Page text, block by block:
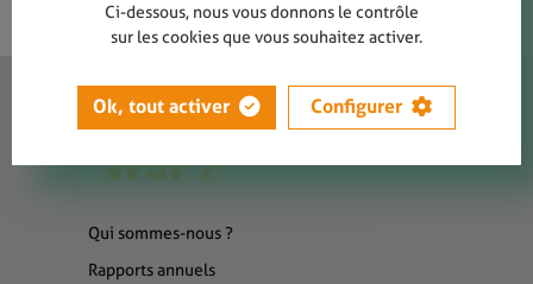
Qui sommes-nous ?
Rapports annuels
Ci-dessous, nous vous donnons le contrôle
sur les cookies que vous souhaitez activer.
Ok, tout activer Configurer